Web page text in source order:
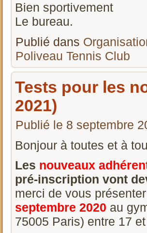
Bien sportivement
Le bureau.
Publié dans
Poliveau Tennis Club
Tests pour les
2021)
Publié le 8 septembre
Bonjour à toutes et à
Les nouveaux
pré-inscription vont
merci de vous
septembre 2020 au
75005 Paris) entre 17